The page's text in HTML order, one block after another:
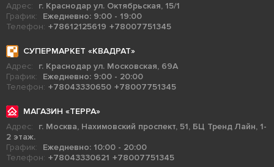
Адрес:
г. Краснодар ул. Октябрьская, 15/1
График:
Ежедневно: 9:00 - 19:00
Телефон: +78612125619 +78007751345
СУПЕРМАРКЕТ «КВАДРАТ»
Адрес:
г. Краснодар ул. Московская, 69А
График:
Ежедневно: 9:00 - 20:00
Телефон: +78043330650 +78007751345
МАГАЗИН «ТЕРРА»
Адрес:
г. Москва, Нахимовский проспект, 51, БЦ Тренд Лайн, 1-
2 этаж.
График:
Ежедневно: 10:00 - 20:00
Телефон: +78043330621 +78007751345